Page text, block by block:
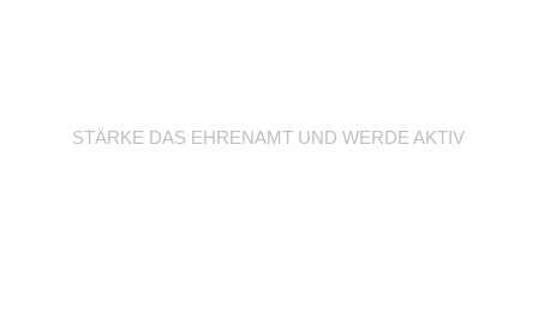
STÄRKE DAS EHRENAMT UND WERDE AKTIV